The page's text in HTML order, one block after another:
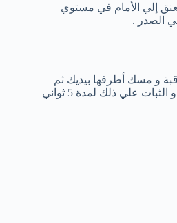
إلي الأمام في مستوي
الصدر .
و مسك أطرفها بيديك ثم
العمل علي رفع الرقبة لأعلي و الثبات علي ذلك لمدة 5 ثواني